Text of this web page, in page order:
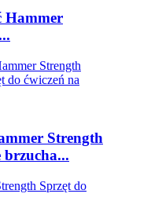
Hammer
Strength